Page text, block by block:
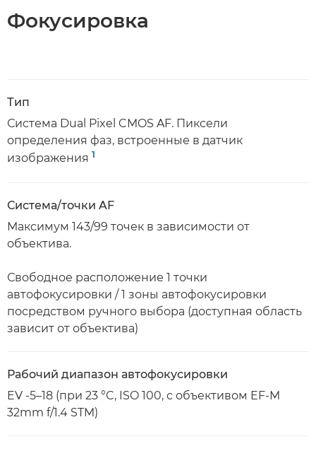
Фокусировка
Тип
Система Dual Pixel CMOS AF. Пиксели
определения фаз, встроенные в датчик
изображения 1
Система/точки AF
Максимум 143/99 точек в зависимости от
объектива.
Свободное расположение 1 точки
автофокусировки / 1 зоны автофокусировки
посредством ручного выбора (доступная область
зависит от объектива)
Рабочий диапазон автофокусировки
EV -5–18 (при 23 °C, ISO 100, с объективом EF-M
32mm f/1.4 STM)